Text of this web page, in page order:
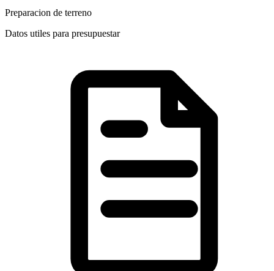
Preparacion de terreno
Datos utiles para presupuestar